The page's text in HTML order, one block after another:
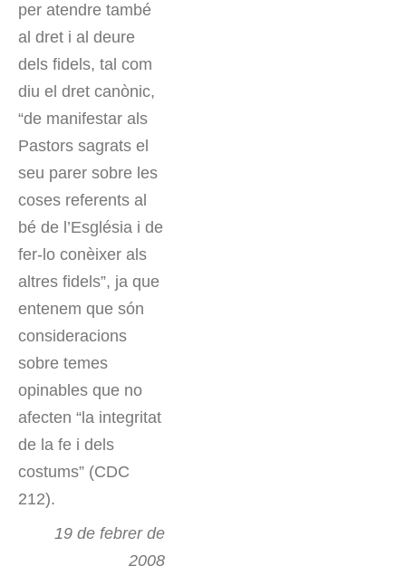
per atendre també
al dret i al deure
dels fidels, tal com
diu el dret canònic,
“de manifestar als
Pastors sagrats el
seu parer sobre les
coses referents al
bé de l’Església i de
fer-lo conèixer als
altres fidels”, ja que
entenem que són
consideracions
sobre temes
opinables que no
afecten “la integritat
de la fe i dels
costums” (CDC
212).
19 de febrer de
2008